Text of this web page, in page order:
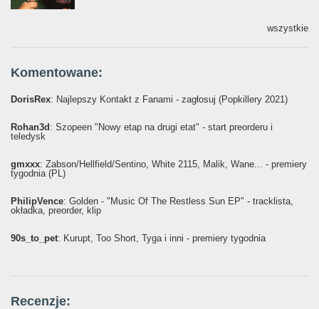
wszystkie
Komentowane:
DorisRex: Najlepszy Kontakt z Fanami - zagłosuj (Popkillery 2021)
Rohan3d: Szopeen "Nowy etap na drugi etat" - start preorderu i
teledysk
gmxxx: Żabson/Hellfield/Sentino, White 2115, Malik, Wane... - premiery
tygodnia (PL)
PhilipVence: Golden - "Music Of The Restless Sun EP" - tracklista,
okładka, preorder, klip
90s_to_pet: Kurupt, Too Short, Tyga i inni - premiery tygodnia
Recenzje: